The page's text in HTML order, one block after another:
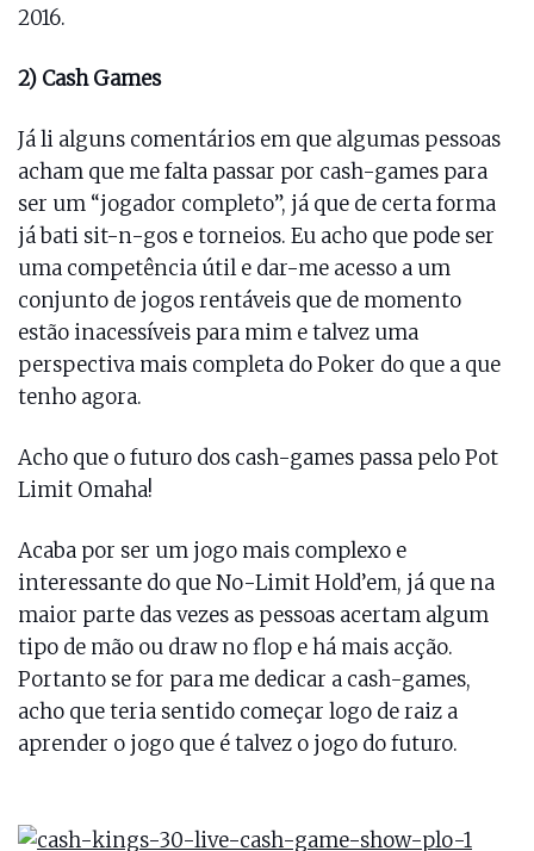
2016.
2) Cash Games
Já li alguns comentários em que algumas pessoas
acham que me falta passar por cash-games para
ser um “jogador completo”, já que de certa forma
já bati sit-n-gos e torneios. Eu acho que pode ser
uma competência útil e dar-me acesso a um
conjunto de jogos rentáveis que de momento
estão inacessíveis para mim e talvez uma
perspectiva mais completa do Poker do que a que
tenho agora.
Acho que o futuro dos cash-games passa pelo Pot
Limit Omaha!
Acaba por ser um jogo mais complexo e
interessante do que No-Limit Hold’em, já que na
maior parte das vezes as pessoas acertam algum
tipo de mão ou draw no flop e há mais acção.
Portanto se for para me dedicar a cash-games,
acho que teria sentido começar logo de raiz a
aprender o jogo que é talvez o jogo do futuro.